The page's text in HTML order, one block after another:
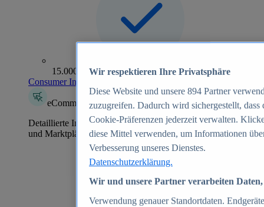
15.000+ Marken
Consumer Insights entdecken
eCommerce Insights
Detaillierte Informationen zu mehr als 39.000 Online-Shops
und Marktplätzen
Wir respektieren Ihre Privatsphäre
Diese Website und unsere 894 Partner
zuzugreifen. Dadurch wird sichergestellt,
Cookie-Präferenzen jederzeit verwalten.
diese Mittel verwenden, um Informationen
Verbesserung unseres Dienstes.
Datenschutzerklärung.
Wir und unsere Partner verarbeiten
Verwendung genauer Standortdaten.